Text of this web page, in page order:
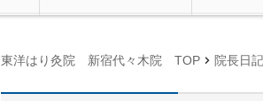
東洋はり灸院 新宿代々木院 TOP chevron_right 院長日記